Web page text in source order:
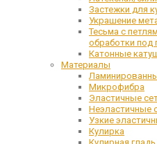
Застежки для
Украшение
Тесьма с
обработки под
Катонные
Материалы
Микрофибра
Эластичные
Неэластичные
Узкие
Кулирка